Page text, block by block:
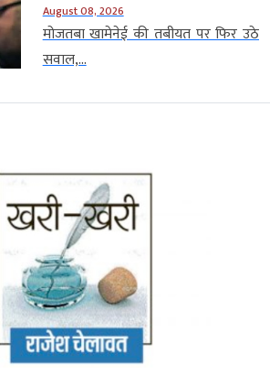
August 08, 2026
मोजतबा खामेनेई की तबीयत पर फिर उठे
सवाल,...